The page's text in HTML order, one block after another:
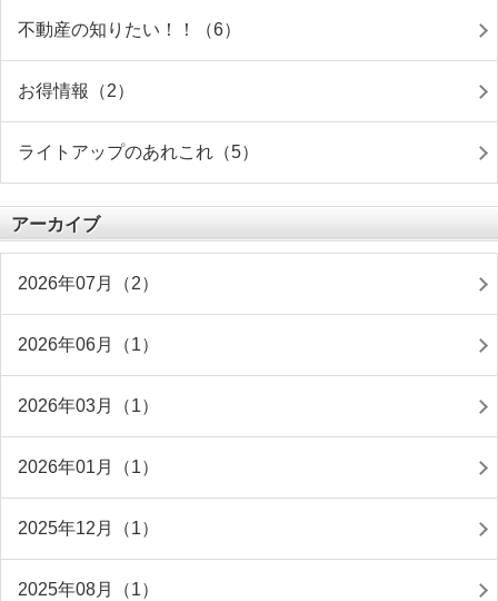
不動産の知りたい！！（6）
お得情報（2）
ライトアップのあれこれ（5）
アーカイブ
2026年07月（2）
2026年06月（1）
2026年03月（1）
2026年01月（1）
2025年12月（1）
2025年08月（1）